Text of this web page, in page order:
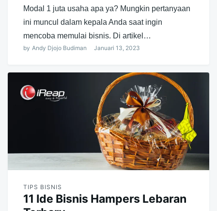
Modal 1 juta usaha apa ya? Mungkin pertanyaan
ini muncul dalam kepala Anda saat ingin
mencoba memulai bisnis. Di artikel…
by Andy Djojo Budiman Januari 13, 2023
TIPS BISNIS
11 Ide Bisnis Hampers Lebaran